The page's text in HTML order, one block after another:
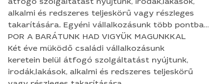
alkalmi és redszeres teljeskörű vagy részleges
takarítására. Egyéni vállalkozásunk több pontban
különbözik a többitől!! 1. Minden estben személyes
felmérést végzünk a megrendelővel.Szorosan
együtt működve helységről helységre közösen
összeírjuk az elvégezendő feladatokat. 2. Minden
POR A BARÁTUNK HAD VIGYÜK MAGUNKKAL
Két éve müködő családi vállalkozásunk
keretein belül átfogó szolgáltatást nyújtunk,
irodák,lakások, alkalmi és redszeres teljeskörű